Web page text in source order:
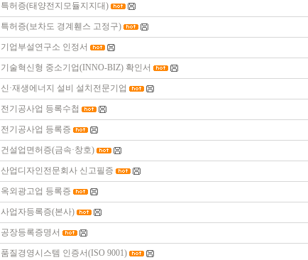
특허증(태양전지모듈지지대)
특허증(보차도 경계휀스 고정구)
기업부설연구소 인정서
기술혁신형 중소기업(INNO-BIZ) 확인서
신·재생에너지 설비 설치전문기업
전기공사업 등록수첩
전기공사업 등록증
건설업면허증(금속·창호)
산업디자인전문회사 신고필증
옥외광고업 등록증
사업자등록증(본사)
공장등록증명서
품질경영시스템 인증서(ISO 9001)